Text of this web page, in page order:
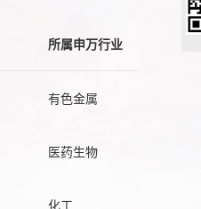
所属申万行业
有色金属
医药生物
化工